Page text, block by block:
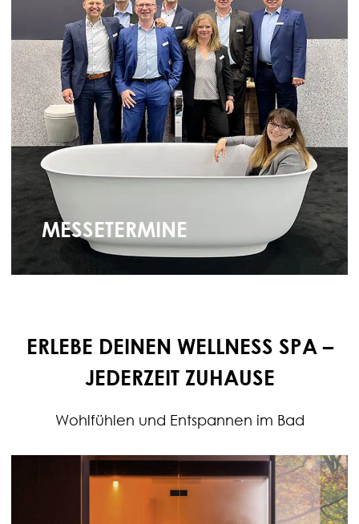
MESSETERMINE
ERLEBE DEINEN WELLNESS SPA –
JEDERZEIT ZUHAUSE
Wohlfühlen und Entspannen im Bad